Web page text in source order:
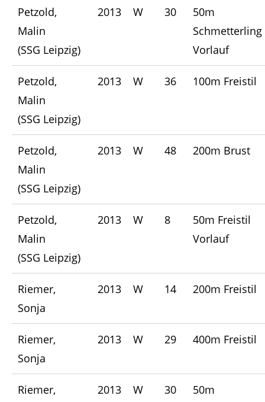
Petzold,
Malin
(SSG Leipzig)
2013 W 30
50m
Schmetterling
Vorlauf
Petzold,
Malin
(SSG Leipzig)
2013 W 36 100m Freistil
Petzold,
Malin
(SSG Leipzig)
2013 W 48 200m Brust
Petzold,
Malin
(SSG Leipzig)
2013 W 8
50m Freistil
Vorlauf
Riemer,
Sonja
2013 W 14 200m Freistil
Riemer,
Sonja
2013 W 29 400m Freistil
Riemer,
2013 W 30
50m